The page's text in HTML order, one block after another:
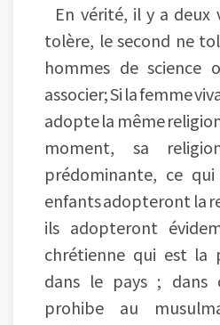
En vérité, il y a deux
tolère, le second ne
hommes de science
associer; Si la femme
adopte la même
moment, sa
prédominante, ce
enfants adopteront la
ils adopteront
chrétienne qui est la
dans le pays ; dans
prohibe au